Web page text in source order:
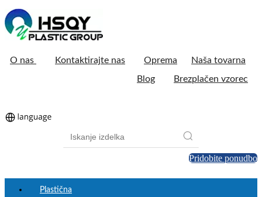
O nas Kontaktirajte nas Oprema
Naša tovarna
Blog
Brezplačen vzorec
Pridobite ponudbo
Plastična